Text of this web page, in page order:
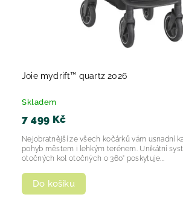
Joie mydrift™ quartz 2026
Skladem
7 499 Kč
Do košíku
Nejobratnější ze všech kočárků vám usnadní
pohyb městem i lehkým terénem. Unikátní
otočných kol otočných o 360° poskytuje...